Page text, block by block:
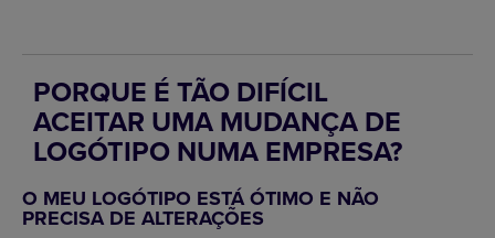
PORQUE É TÃO DIFÍCIL
ACEITAR UMA MUDANÇA DE
LOGÓTIPO NUMA EMPRESA?
O MEU LOGÓTIPO ESTÁ ÓTIMO E NÃO
PRECISA DE ALTERAÇÕES